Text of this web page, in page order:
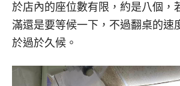
於店內的座位數有限，約是八個，
滿還是要等候一下，不過翻桌的速
於過於久候。